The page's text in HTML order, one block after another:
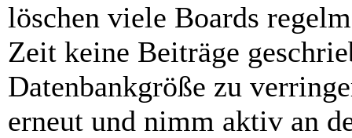
löschen viele Boards
Zeit keine Beiträge
Datenbankgröße zu
erneut und nimm aktiv an